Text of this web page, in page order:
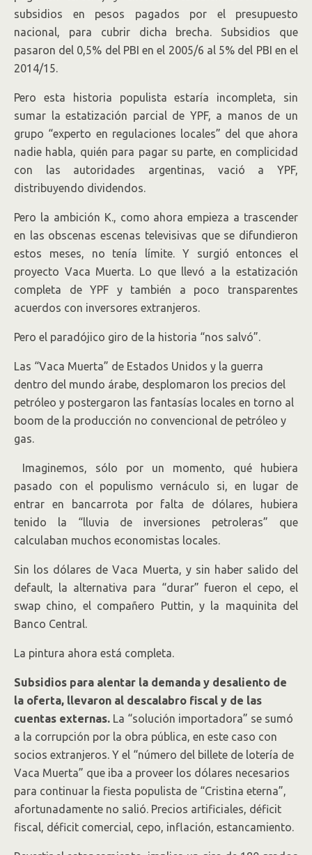
subsidios en pesos pagados por el presupuesto
nacional, para cubrir dicha brecha. Subsidios que
pasaron del 0,5% del PBI en el 2005/6 al 5% del PBI en el
2014/15.
Pero esta historia populista estaría incompleta, sin
sumar la estatización parcial de YPF, a manos de un
grupo “experto en regulaciones locales” del que ahora
nadie habla, quién para pagar su parte, en complicidad
con las autoridades argentinas, vació a YPF,
distribuyendo dividendos.
Pero la ambición K., como ahora empieza a trascender
en las obscenas escenas televisivas que se difundieron
estos meses, no tenía límite. Y surgió entonces el
proyecto Vaca Muerta. Lo que llevó a la estatización
completa de YPF y también a poco transparentes
acuerdos con inversores extranjeros.
Pero el paradójico giro de la historia “nos salvó”.
Las “Vaca Muerta” de Estados Unidos y la guerra
dentro del mundo árabe, desplomaron los precios del
petróleo y postergaron las fantasías locales en torno al
boom de la producción no convencional de petróleo y
gas.
Imaginemos, sólo por un momento, qué hubiera
pasado con el populismo vernáculo si, en lugar de
entrar en bancarrota por falta de dólares, hubiera
tenido la “lluvia de inversiones petroleras” que
calculaban muchos economistas locales.
Sin los dólares de Vaca Muerta, y sin haber salido del
default, la alternativa para “durar” fueron el cepo, el
swap chino, el compañero Puttin, y la maquinita del
Banco Central.
La pintura ahora está completa.
Subsidios para alentar la demanda y desaliento de
la oferta, llevaron al descalabro fiscal y de las
cuentas externas. La “solución importadora” se sumó
a la corrupción por la obra pública, en este caso con
socios extranjeros. Y el “número del billete de lotería de
Vaca Muerta” que iba a proveer los dólares necesarios
para continuar la fiesta populista de “Cristina eterna”,
afortunadamente no salió. Precios artificiales, déficit
fiscal, déficit comercial, cepo, inflación, estancamiento.